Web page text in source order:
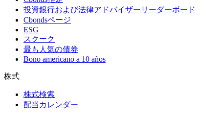
投資銀行および法律アドバイザーリーダーボード
Cbondsページ
ESG
スクーク
最も人気の債券
Bono americano a 10 años
株式
株式検索
配当カレンダー